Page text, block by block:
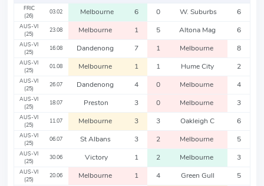
FRIC
(26)
03.02 Melbourne 6 0 W. Suburbs 6
AUS-VI
(25)
23.08 Melbourne 1 5 Altona Mag 6
AUS-VI
(25)
16.08 Dandenong 7 1 Melbourne 8
AUS-VI
(25)
01.08 Melbourne 1 1 Hume City 2
AUS-VI
(25)
26.07 Dandenong 4 0 Melbourne 4
AUS-VI
(25)
18.07 Preston 3 0 Melbourne 3
AUS-VI
(25)
11.07 Melbourne 3 3 Oakleigh C 6
AUS-VI
(25)
06.07 St Albans 3 2 Melbourne 5
AUS-VI
(25)
30.06 Victory 1 2 Melbourne 3
AUS-VI
(25)
20.06 Melbourne 1 4 Green Gull 5